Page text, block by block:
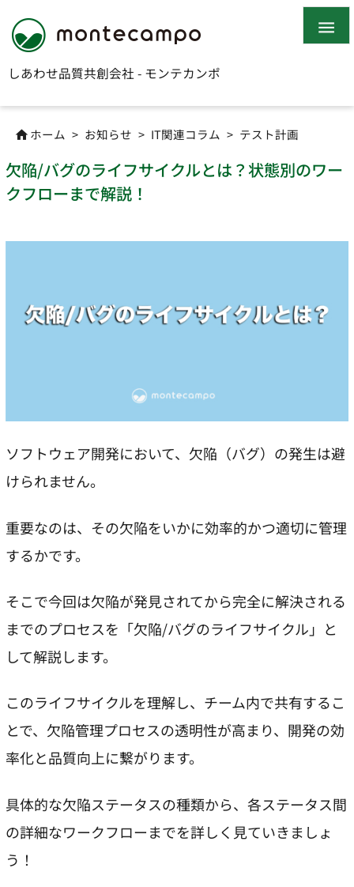
しあわせ品質共創会社 - モンテカンポ

 ホーム > お知らせ > IT関連コラム > テスト計画
欠陥/バグのライフサイクルとは？状態別のワー
クフローまで解説！
ソフトウェア開発において、欠陥（バグ）の発生は避
けられません。
重要なのは、その欠陥をいかに効率的かつ適切に管理
するかです。
そこで今回は欠陥が発見されてから完全に解決される
までのプロセスを「欠陥/バグのライフサイクル」と
して解説します。
このライフサイクルを理解し、チーム内で共有するこ
とで、欠陥管理プロセスの透明性が高まり、開発の効
率化と品質向上に繋がります。
具体的な欠陥ステータスの種類から、各ステータス間
の詳細なワークフローまでを詳しく見ていきましょ
う！